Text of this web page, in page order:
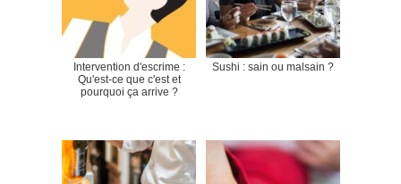
Intervention d'escrime :
Qu'est-ce que c'est et
pourquoi ça arrive ?
Sushi : sain ou malsain ?